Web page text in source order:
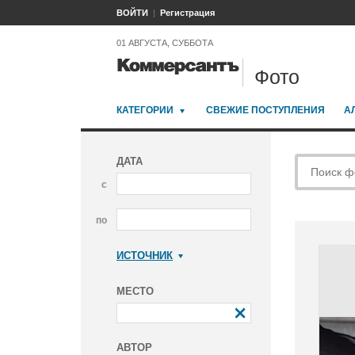
ВОЙТИ Регистрация
01 АВГУСТА, СУББОТА
Фото
КАТЕГОРИИ СВЕЖИЕ ПОСТУПЛЕНИЯ
ДАТА
с
по
ИСТОЧНИК
МЕСТО
АВТОР